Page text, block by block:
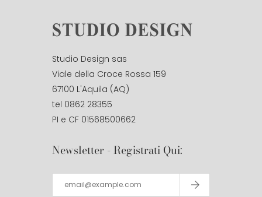
Studio Design sas
Viale della Croce Rossa 159
67100 L'Aquila (AQ)
tel 0862 28355
PI e CF 01568500662
Newsletter - Registrati Qui: